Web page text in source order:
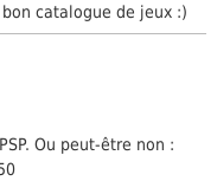
catalogue de jeux :)
Ou peut-être non :